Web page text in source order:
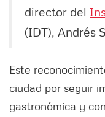
director del
(IDT), Andrés
Este
ciudad por seguir
gastronómica y